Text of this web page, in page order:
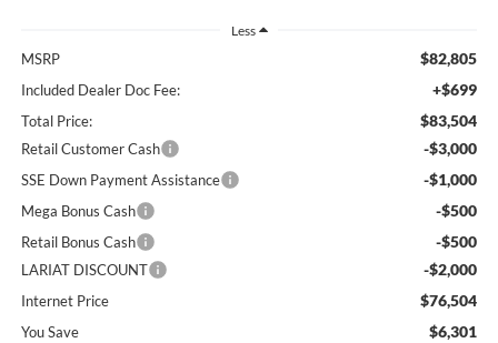
Less
MSRP $82,805
Included Dealer Doc Fee: +$699
Total Price: $83,504
Retail Customer Cash -$3,000
SSE Down Payment Assistance -$1,000
Mega Bonus Cash -$500
Retail Bonus Cash -$500
LARIAT DISCOUNT -$2,000
Internet Price $76,504
You Save $6,301